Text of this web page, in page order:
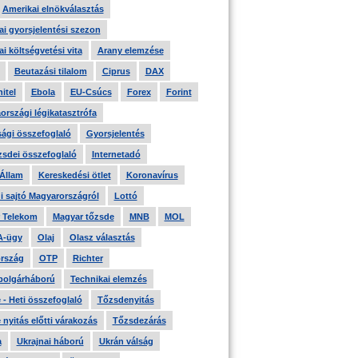
Amerikai elnökválasztás
gyorsjelentési szezon
költségvetési vita Arany elemzése
Beutazási tilalom Ciprus DAX
Ebola EU-Csúcs Forex Forint
légikatasztrófa
összefoglaló Gyorsjelentés
összefoglaló Internetadó
Kereskedési ötlet Koronavírus
sajtó Magyarországról Lottó
Telekom Magyar tőzsde MNB MOL
ügy Olaj Olasz választás
OTP Richter
Technikai elemzés
- Heti összefoglaló Tőzsdenyitás
nyitás előtti várakozás Tőzsdezárás
Ukrajnai háború Ukrán válság